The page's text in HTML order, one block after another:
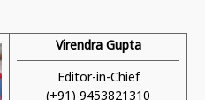
Virendra Gupta
Editor-in-Chief
(+91) 9453821310